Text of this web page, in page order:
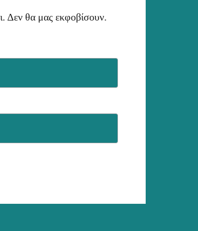
Δεν θα μας εκφοβίσουν.